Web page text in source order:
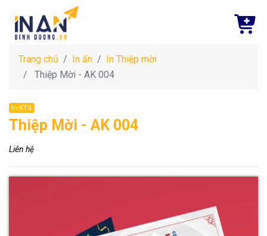
Trang chủ In ấn
In Thiệp mời
Thiệp Mời - AK 004
In KTS
Thiệp Mời - AK 004
Liên hệ